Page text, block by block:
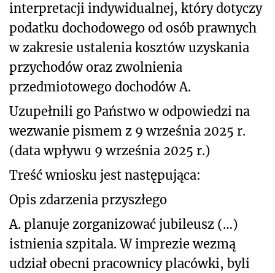
interpretacji indywidualnej, który dotyczy
podatku dochodowego od osób prawnych
w zakresie ustalenia kosztów uzyskania
przychodów oraz zwolnienia
przedmiotowego dochodów A.
Uzupełnili go Państwo w odpowiedzi na
wezwanie pismem z 9 września 2025 r.
(data wpływu 9 września 2025 r.)
Treść wniosku jest następująca:
Opis zdarzenia przyszłego
A. planuje zorganizować jubileusz (…)
istnienia szpitala. W imprezie wezmą
udział obecni pracownicy placówki, byli